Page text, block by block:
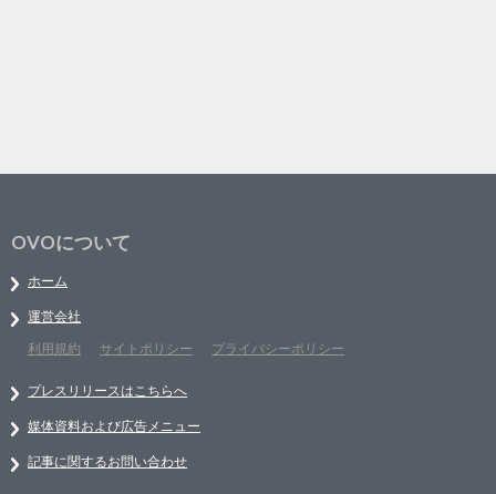
OVOについて
ホーム
運営会社
利用規約
サイトポリシー プライバシーポリシー
プレスリリースはこちらへ
媒体資料および広告メニュー
記事に関するお問い合わせ